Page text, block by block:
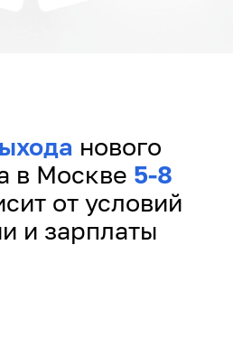
нового
в Москве 5-8
от условий
и зарплаты